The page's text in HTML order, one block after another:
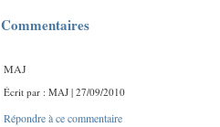
Commentaires
MAJ
Écrit par : MAJ | 27/09/2010
Répondre à ce commentaire